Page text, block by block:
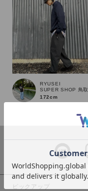
RYUSEI
SUPER SHOP 鳥
172cm
ピックアップ